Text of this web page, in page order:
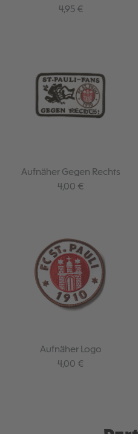
Illegal
Regulärer Preis:
4,95 €
Aufnäher Gegen Rechts
Regulärer Preis:
4,00 €
Aufnäher Logo
Regulärer Preis:
4,00 €